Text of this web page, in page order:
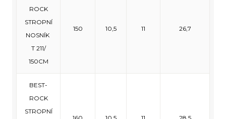
ROCK
STROPNÍ
NOSNÍK
T 211/
150CM
150 10,5 11 26,7
BEST-
ROCK
STROPNÍ